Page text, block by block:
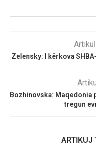
Zelensky: I kërkova
Bozhinovska: Maqedonia
tregun
ARTIKUJ